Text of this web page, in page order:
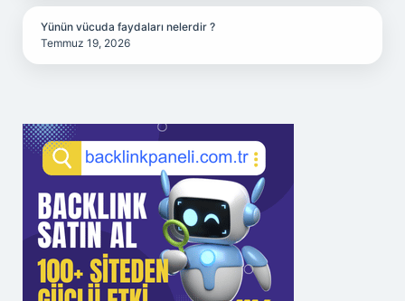
Yünün vücuda faydaları nelerdir ?
Temmuz 19, 2026